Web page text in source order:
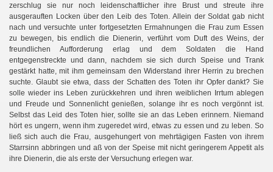
zerschlug sie nur noch leidenschaftlicher ihre Brust und streute ihre
ausgerauften Locken über den Leib des Toten. Allein der Soldat gab nicht
nach und versuchte unter fortgesetzten Ermahnungen die Frau zum Essen
zu bewegen, bis endlich die Dienerin, verführt vom Duft des Weins, der
freundlichen Aufforderung erlag und dem Soldaten die Hand
entgegenstreckte und dann, nachdem sie sich durch Speise und Trank
gestärkt hatte, mit ihm gemeinsam den Widerstand ihrer Herrin zu brechen
suchte. Glaubt sie etwa, dass der Schatten des Toten ihr Opfer dankt? Sie
solle wieder ins Leben zurückkehren und ihren weiblichen Irrtum ablegen
und Freude und Sonnenlicht genießen, solange ihr es noch vergönnt ist.
Selbst das Leid des Toten hier, sollte sie an das Leben erinnern. Niemand
hört es ungern, wenn ihm zugeredet wird, etwas zu essen und zu leben. So
ließ sich auch die Frau, ausgehungert von mehrtägigen Fasten von ihrem
Starrsinn abbringen und aß von der Speise mit nicht geringerem Appetit als
ihre Dienerin, die als erste der Versuchung erlegen war.